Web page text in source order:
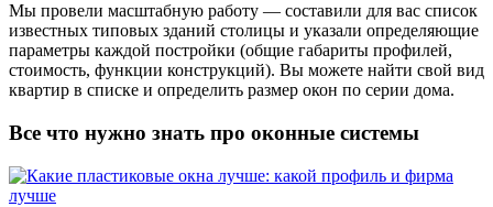
Мы провели масштабную работу — составили для вас список
известных типовых зданий столицы и указали определяющие
параметры каждой постройки (общие габариты профилей,
стоимость, функции конструкций). Вы можете найти свой вид
квартир в списке и определить размер окон по серии дома.
Все что нужно знать про оконные системы